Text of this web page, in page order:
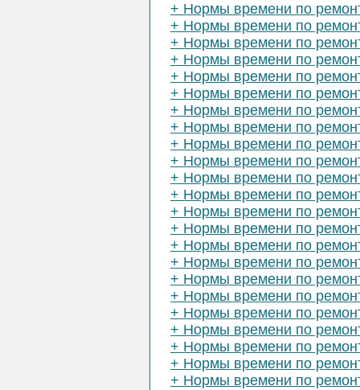
+ Нормы времени по
+ Нормы времени по
+ Нормы времени по
+ Нормы времени по
+ Нормы времени по
+ Нормы времени по
+ Нормы времени по
+ Нормы времени по
+ Нормы времени по
+ Нормы времени по
+ Нормы времени по
+ Нормы времени по
+ Нормы времени по
+ Нормы времени по
+ Нормы времени по
+ Нормы времени по
+ Нормы времени по
+ Нормы времени по
+ Нормы времени по
+ Нормы времени по
+ Нормы времени по
+ Нормы времени по
+ Нормы времени по